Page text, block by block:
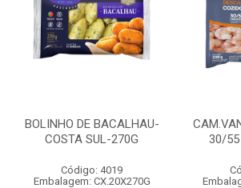
BOLINHO DE BACALHAU-
COSTA SUL-270G
Código: 4019
Embalagem: CX.20X270G
30/55